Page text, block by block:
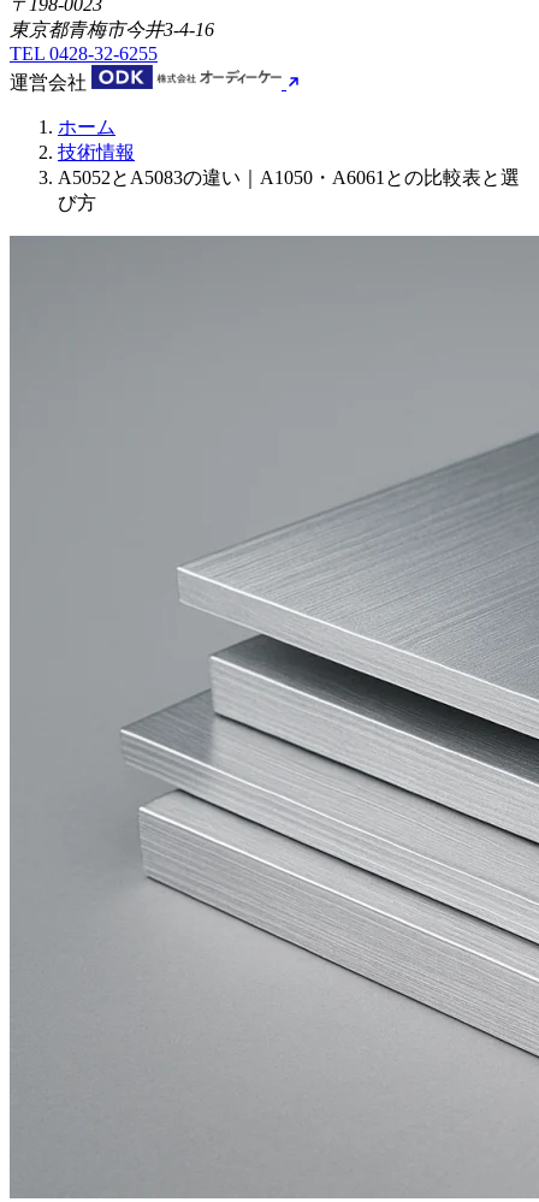
〒198-0023
東京都青梅市今井3-4-16
TEL 0428-32-6255
運営会社
ホーム
技術情報
A5052とA5083の違い｜A1050・A6061との比較表と選
び方